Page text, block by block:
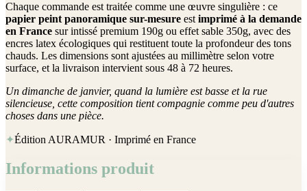
Chaque commande est traitée comme une œuvre singulière : ce
papier peint panoramique sur-mesure est imprimé à la demande
en France sur intissé premium 190g ou effet sable 350g, avec des
encres latex écologiques qui restituent toute la profondeur des tons
chauds. Les dimensions sont ajustées au millimètre selon votre
surface, et la livraison intervient sous 48 à 72 heures.
Un dimanche de janvier, quand la lumière est basse et la rue
silencieuse, cette composition tient compagnie comme peu d'autres
choses dans une pièce.
✦Édition AURAMUR · Imprimé en France
Informations produit